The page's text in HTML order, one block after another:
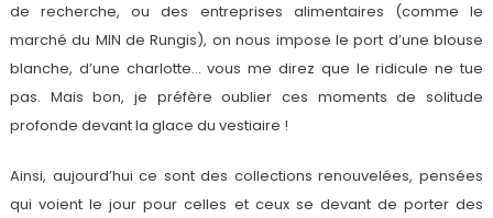
de recherche, ou des entreprises alimentaires (comme le
marché du MIN de Rungis), on nous impose le port d’une blouse
blanche, d’une charlotte… vous me direz que le ridicule ne tue
pas. Mais bon, je préfère oublier ces moments de solitude
profonde devant la glace du vestiaire !
Ainsi, aujourd’hui ce sont des collections renouvelées, pensées
qui voient le jour pour celles et ceux se devant de porter des